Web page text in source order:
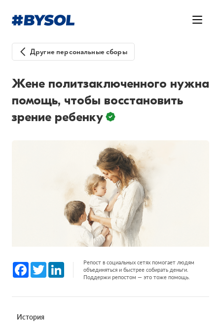
Другие персональные сборы
Жене политзаключенного нужна
помощь, чтобы восстановить
зрение ребенку
Facebook
Twitter LinkedInРепост в социальных сетях помогает людям
объединяться и быстрее собирать деньги.
Поддержи репостом — это тоже помощь.
История